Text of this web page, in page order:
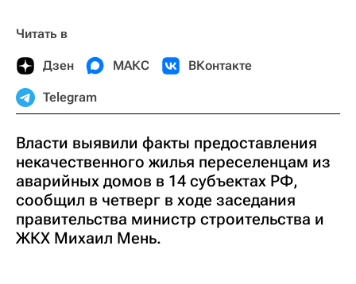
Читать в
Дзен МАКС ВКонтакте
Telegram
Власти выявили факты предоставления
некачественного жилья переселенцам из
аварийных домов в 14 субъектах РФ,
сообщил в четверг в ходе заседания
правительства министр строительства и
ЖКХ Михаил Мень.